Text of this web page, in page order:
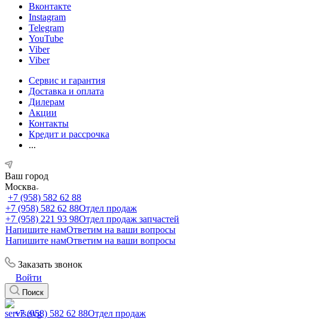
Вконтакте
Instagram
Telegram
YouTube
Viber
Viber
Сервис и гарантия
Доставка и оплата
Дилерам
Акции
Контакты
Кредит и рассрочка
...
Ваш город
Москва
+7 (958) 582 62 88
+7 (958) 582 62 88Отдел продаж
+7 (958) 221 93 98Отдел продаж запчастей
Напишите намОтветим на ваши вопросы
Напишите намОтветим на ваши вопросы
Заказать звонок
Войти
Поиск
+7 (958) 582 62 88Отдел продаж